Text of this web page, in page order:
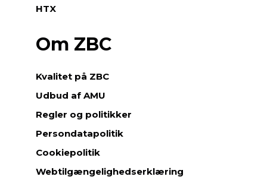
HTX
Om ZBC
Kvalitet på ZBC
Udbud af AMU
Regler og politikker
Persondatapolitik
Cookiepolitik
Webtilgængelighedserklæring